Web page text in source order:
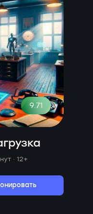
9.71
· 12+